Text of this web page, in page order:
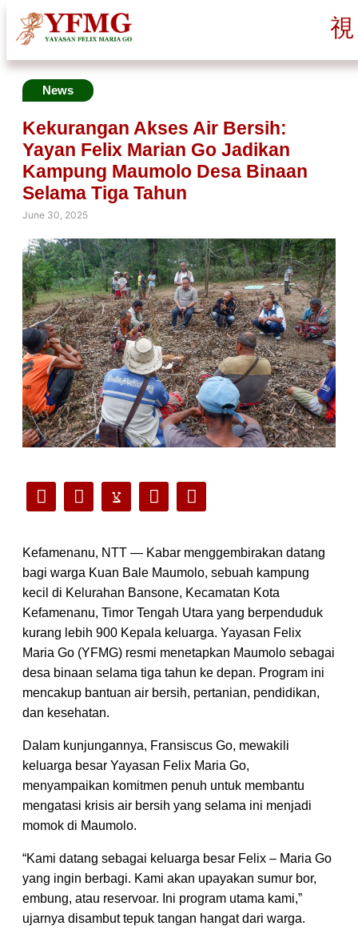
News
Kekurangan Akses Air Bersih:
Yayan Felix Marian Go Jadikan
Kampung Maumolo Desa Binaan
Selama Tiga Tahun
June 30, 2025
Kefamenanu, NTT — Kabar menggembirakan datang
bagi warga Kuan Bale Maumolo, sebuah kampung
kecil di Kelurahan Bansone, Kecamatan Kota
Kefamenanu, Timor Tengah Utara yang berpenduduk
kurang lebih 900 Kepala keluarga. Yayasan Felix
Maria Go (YFMG) resmi menetapkan Maumolo sebagai
desa binaan selama tiga tahun ke depan. Program ini
mencakup bantuan air bersih, pertanian, pendidikan,
dan kesehatan.
Dalam kunjungannya, Fransiscus Go, mewakili
keluarga besar Yayasan Felix Maria Go,
menyampaikan komitmen penuh untuk membantu
mengatasi krisis air bersih yang selama ini menjadi
momok di Maumolo.
“Kami datang sebagai keluarga besar Felix – Maria Go
yang ingin berbagi. Kami akan upayakan sumur bor,
embung, atau reservoar. Ini program utama kami,”
ujarnya disambut tepuk tangan hangat dari warga.